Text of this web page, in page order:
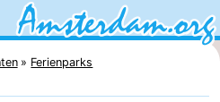
Ferienparks